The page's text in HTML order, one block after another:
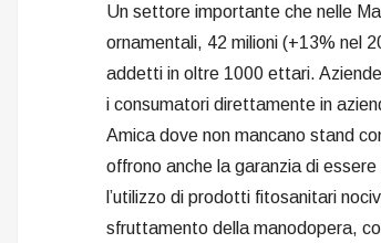
Un settore importante che nelle
ornamentali, 42 milioni (+13% nel
addetti in oltre 1000 ettari.
i consumatori direttamente in
Amica dove non mancano stand
offrono anche la garanzia di
l’utilizzo di prodotti fitosanitari
sfruttamento della manodopera,